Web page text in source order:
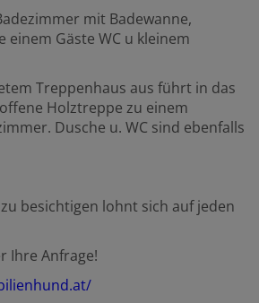
mit Badewanne,
einem Gäste WC u kleinem
Treppenhaus aus führt in das
Holztreppe zu einem
Dusche u. WC sind ebenfalls
besichtigen lohnt sich auf jeden
Ihre Anfrage!